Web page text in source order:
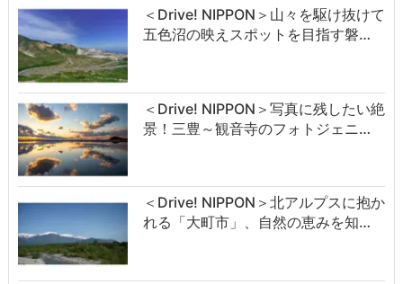
＜Drive! NIPPON＞山々を駆け抜けて
五色沼の映えスポットを目指す磐…
＜Drive! NIPPON＞写真に残したい絶
景！三豊～観音寺のフォトジェニ…
＜Drive! NIPPON＞北アルプスに抱か
れる「大町市」、自然の恵みを知…